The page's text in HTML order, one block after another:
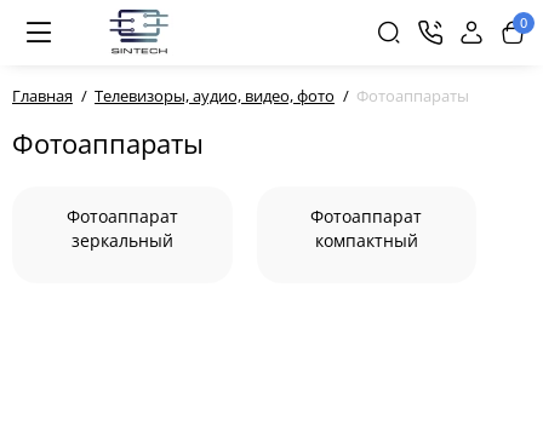
0
Главная Телевизоры, аудио, видео, фото Фотоаппараты
Фотоаппараты
Фотоаппарат
зеркальный
Фотоаппарат
компактный